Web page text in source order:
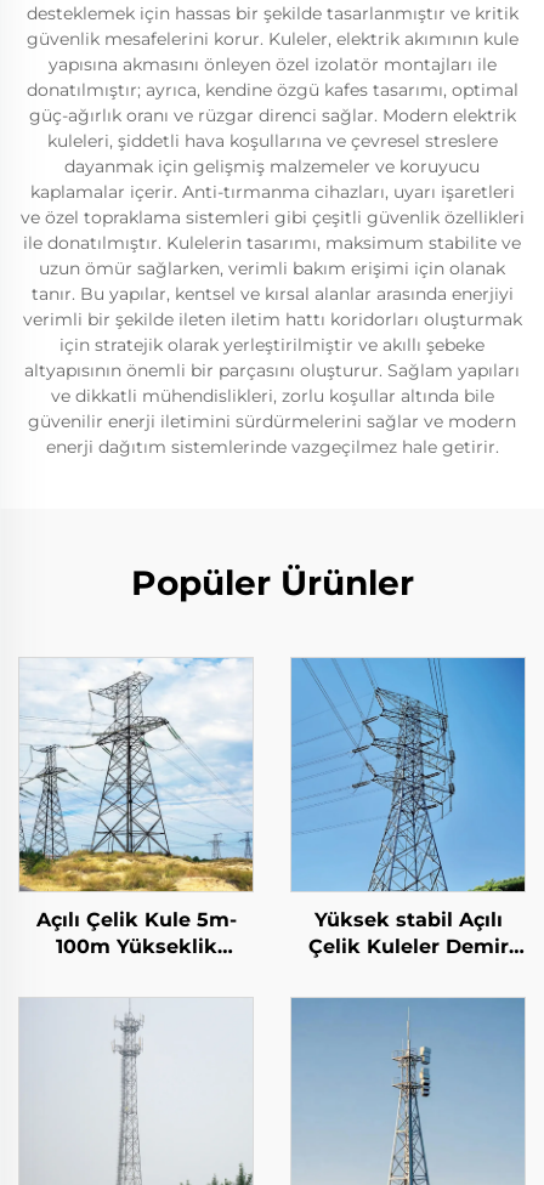
desteklemek için hassas bir şekilde tasarlanmıştır ve kritik
güvenlik mesafelerini korur. Kuleler, elektrik akımının kule
yapısına akmasını önleyen özel izolatör montajları ile
donatılmıştır; ayrıca, kendine özgü kafes tasarımı, optimal
güç-ağırlık oranı ve rüzgar direnci sağlar. Modern elektrik
kuleleri, şiddetli hava koşullarına ve çevresel streslere
dayanmak için gelişmiş malzemeler ve koruyucu
kaplamalar içerir. Anti-tırmanma cihazları, uyarı işaretleri
ve özel topraklama sistemleri gibi çeşitli güvenlik özellikleri
ile donatılmıştır. Kulelerin tasarımı, maksimum stabilite ve
uzun ömür sağlarken, verimli bakım erişimi için olanak
tanır. Bu yapılar, kentsel ve kırsal alanlar arasında enerjiyi
verimli bir şekilde ileten iletim hattı koridorları oluşturmak
için stratejik olarak yerleştirilmiştir ve akıllı şebeke
altyapısının önemli bir parçasını oluşturur. Sağlam yapıları
ve dikkatli mühendislikleri, zorlu koşullar altında bile
güvenilir enerji iletimini sürdürmelerini sağlar ve modern
enerji dağıtım sistemlerinde vazgeçilmez hale getirir.
Popüler Ürünler
Açılı Çelik Kule 5m-
100m Yükseklik
Enerji Hattı İletim
Çelik Kafes Kulesi
Yüksek stabil Açılı
Çelik Kuleler Demir
İletim Kulesi